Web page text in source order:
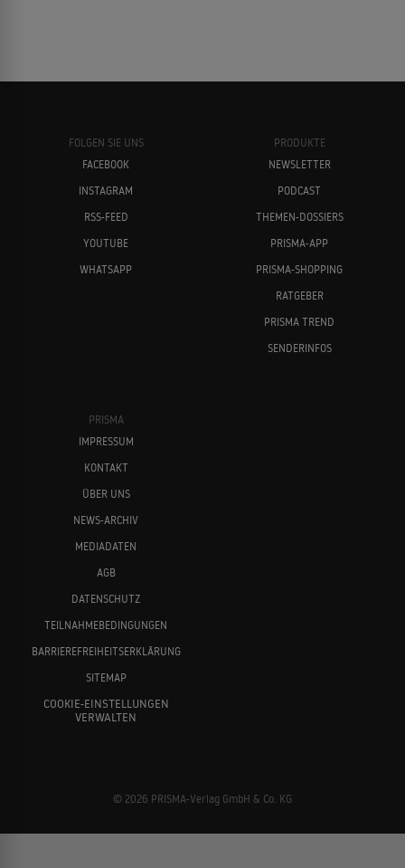
FOLGEN SIE UNS
FACEBOOK
INSTAGRAM
RSS-FEED
YOUTUBE
WHATSAPP
PRODUKTE
NEWSLETTER
PODCAST
THEMEN-DOSSIERS
PRISMA-APP
PRISMA-SHOPPING
RATGEBER
PRISMA TREND
SENDERINFOS
PRISMA
IMPRESSUM
KONTAKT
ÜBER UNS
NEWS-ARCHIV
MEDIADATEN
AGB
DATENSCHUTZ
TEILNAHMEBEDINGUNGEN
BARRIEREFREIHEITSERKLÄRUNG
SITEMAP
COOKIE-EINSTELLUNGEN
VERWALTEN
© 2026 PRISMA-Verlag GmbH & Co. KG